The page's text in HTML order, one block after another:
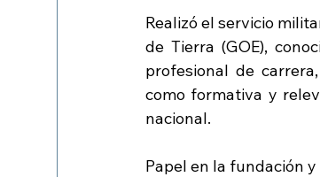
Realizó el servicio
de Tierra (GOE),
profesional de
como formativa y
nacional.
Papel en la fundación